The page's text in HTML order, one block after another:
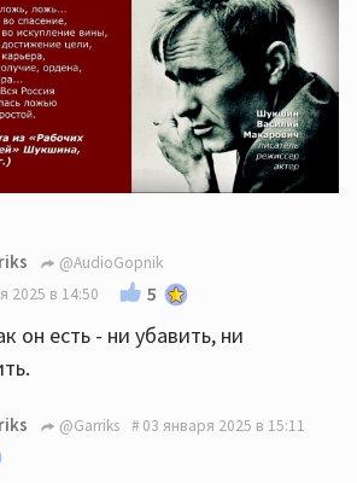
@AudioGopnik
2025 в 14:50
5
он есть - ни убавить, ни
@Garriks 03 января 2025 в 15:11